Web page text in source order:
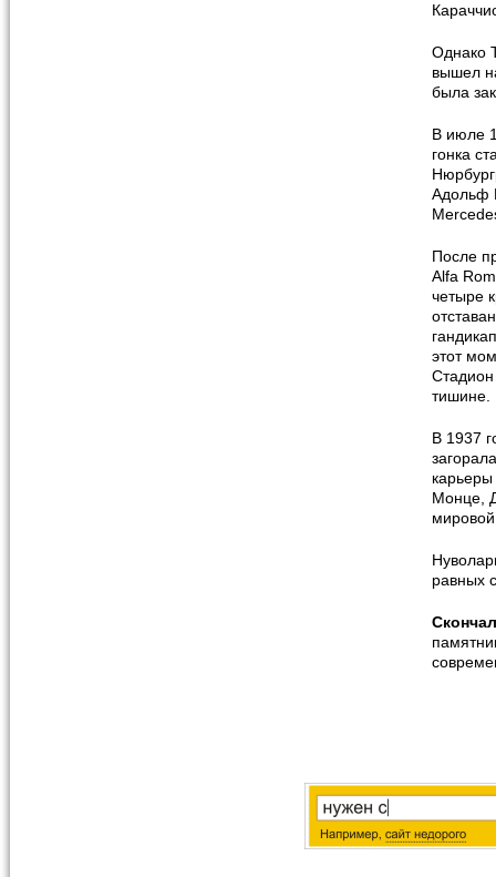
Однако
вышел
была
В июле
гонка
Адольф
После
Alfa
четыре
этот
тишине.
В 1937
Монце,
равных